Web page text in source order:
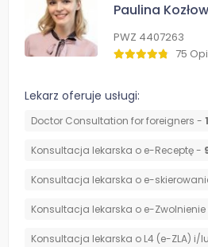
Paulina
PWZ 4407263
75
Lekarz oferuje usługi:
Doctor Consultation for foreigners -
Konsultacja lekarska o e-Receptę -
Konsultacja lekarska o e-
Konsultacja lekarska o e-
Konsultacja lekarska o L4 (e-ZLA) i/